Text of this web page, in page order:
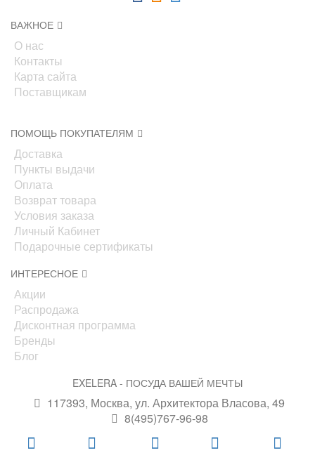
ВАЖНОЕ
О нас
Контакты
Карта сайта
Поставщикам
ПОМОЩЬ ПОКУПАТЕЛЯМ
Доставка
Пункты выдачи
Оплата
Возврат товара
Условия заказа
Личный Кабинет
Подарочные сертификаты
ИНТЕРЕСНОЕ
Акции
Распродажа
Дисконтная программа
Бренды
Блог
EXELERA - ПОСУДА ВАШЕЙ МЕЧТЫ
117393, Москва, ул. Архитектора Власова, 49
8(495)767-96-98
info@exelera.ru